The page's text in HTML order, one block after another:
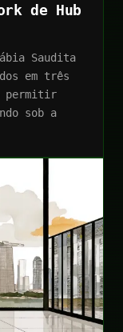
de Hub
Saudita
em três
permitir
sob a